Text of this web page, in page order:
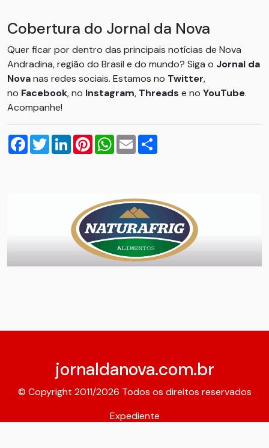
Cobertura do Jornal da Nova
Quer ficar por dentro das principais notícias de Nova
Andradina, região do Brasil e do mundo? Siga o Jornal da
Novanas redes sociais. Estamos no Twitter,
no Facebook, no Instagram, Threads e no YouTube.
Acompanhe!
Facebook
TwitterLinkedInPinterestWhatsApp
Email
jornaldanova.com.br
© Copyright 2011/2026 Todos os direitos reservados
Expediente